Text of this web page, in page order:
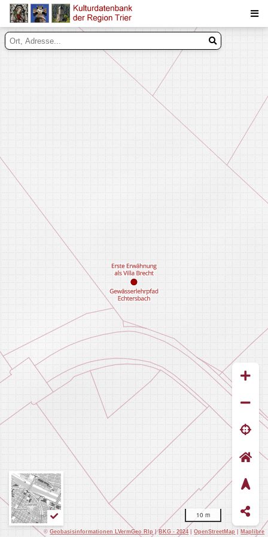
10 m
Suche
©Geobasisinformationen LVermGeo Rlp |BKG - 2024|OpenStreetMap |Maplibre